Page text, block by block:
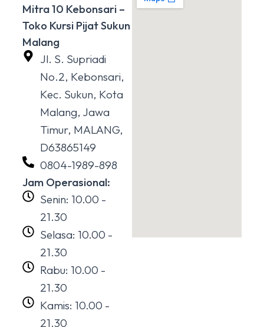
Mitra 10 Kebonsari –
Toko Kursi Pijat Sukun
Malang
Jl. S. Supriadi
No.2, Kebonsari,
Kec. Sukun, Kota
Malang, Jawa
Timur, MALANG,
D63865149
0804-1989-898
Jam Operasional:
Senin: 10.00 -
21.30
Selasa: 10.00 -
21.30
Rabu: 10.00 -
21.30
Kamis: 10.00 -
21.30